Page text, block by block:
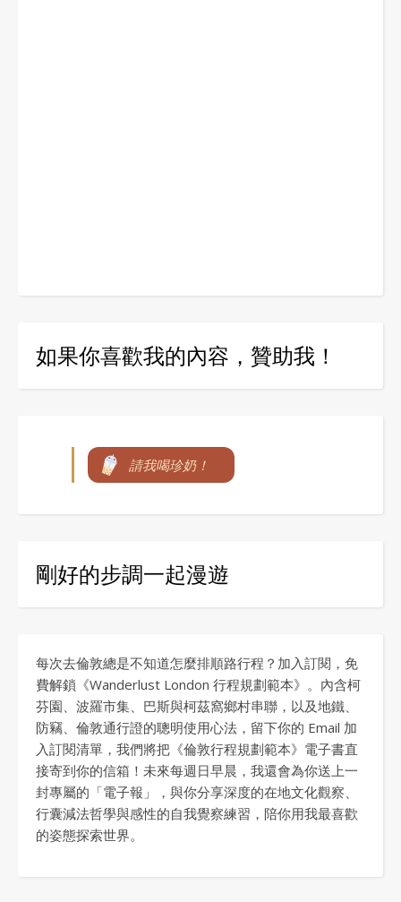
如果你喜歡我的內容，贊助我！
請我喝珍奶！
剛好的步調一起漫遊
每次去倫敦總是不知道怎麼排順路行程？加入訂閱，免
費解鎖《Wanderlust London 行程規劃範本》。內含柯
芬園、波羅市集、巴斯與柯茲窩鄉村串聯，以及地鐵、
防竊、倫敦通行證的聰明使用心法，留下你的 Email 加
入訂閱清單，我們將把《倫敦行程規劃範本》電子書直
接寄到你的信箱！未來每週日早晨，我還會為你送上一
封專屬的「電子報」，與你分享深度的在地文化觀察、
行囊減法哲學與感性的自我覺察練習，陪你用我最喜歡
的姿態探索世界。